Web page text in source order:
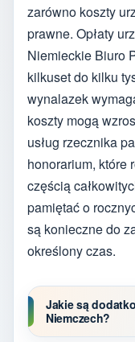
zarówno koszty
prawne. Opłaty
Niemieckie Biuro
kilkuset do kilku
wynalazek
koszty mogą
usług rzecznika
honorarium, które
częścią
pamiętać o
są konieczne do
określony czas.
Jakie są
Niemczech?